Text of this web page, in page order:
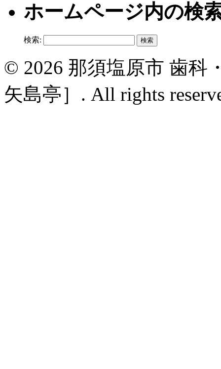
ホームページ内の検
検索:
© 2026 那須塩原市 歯科
矢島亭］. All rights